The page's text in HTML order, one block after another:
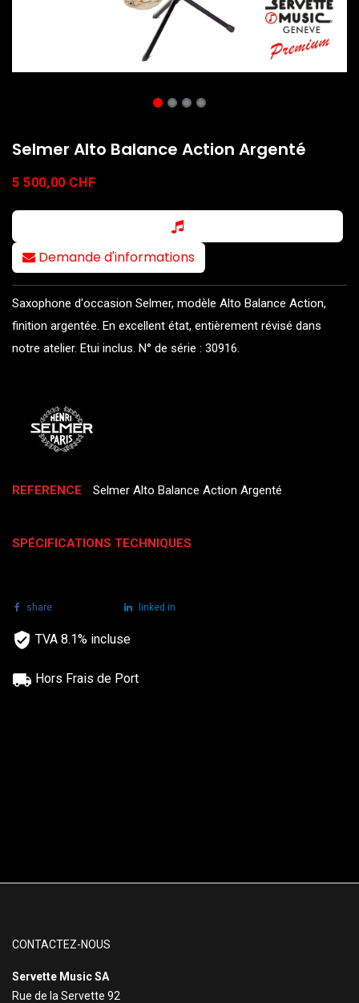
Selmer Alto Balance Action Argenté
5 500,00 CHF
Demande d'informations
Saxophone d'occasion Selmer, modèle Alto Balance Action,
finition argentée. En excellent état, entièrement révisé dans
notre atelier. Etui inclus. N° de série : 30916.
REFERENCE Selmer Alto Balance Action Argenté
SPÉCIFICATIONS TECHNIQUES
share linked in
TVA 8.1% incluse
Hors Frais de Port
CONTACTEZ-NOUS
Servette Music SA
Rue de la Servette 92